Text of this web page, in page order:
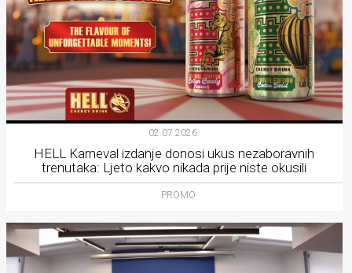
02.07.2026.
HELL Karneval izdanje donosi ukus nezaboravnih
trenutaka: Ljeto kakvo nikada prije niste okusili
PROMO